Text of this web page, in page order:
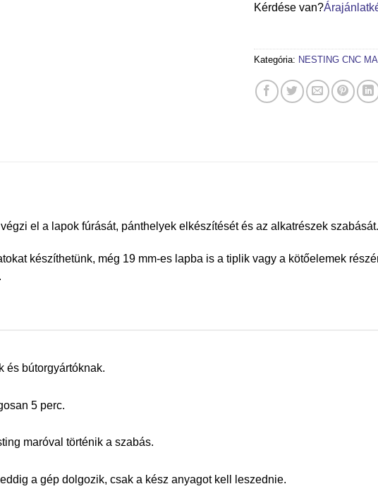
Kérdése van?
Kategória: NESTING CNC
el a lapok fúrását, pánthelyek elkészítését és az alkatrészek szabását.
készíthetünk, még 19 mm-es lapba is a tiplik vagy a kötőelemek
és bútorgyártóknak.
5 perc.
maróval történik a szabás.
a gép dolgozik, csak a kész anyagot kell leszednie.